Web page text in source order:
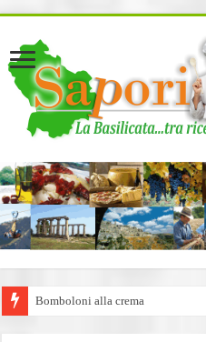
Bomboloni alla crema